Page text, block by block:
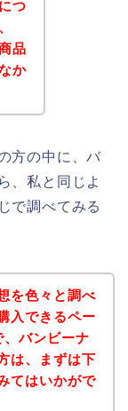
つ
品
か
方の中に、バ
、私と同じよ
で調べてみる
を色々と調べ
入できるペー
バンビーナ
は、まずは下
てはいかがで